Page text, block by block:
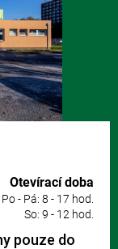
Otevírací doba
Po - Pá: 8 - 17 hod.
So: 9 - 12 hod.
pouze do